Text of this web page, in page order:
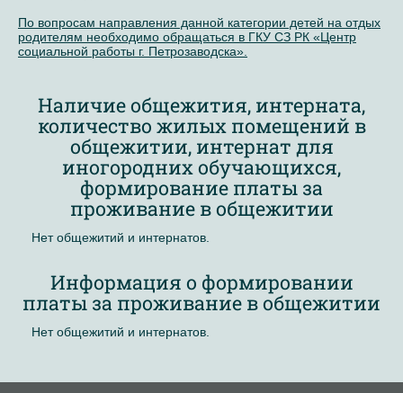
По вопросам направления данной категории детей на отдых
родителям необходимо обращаться в ГКУ СЗ РК «Центр
социальной работы г. Петрозаводска».
Наличие общежития, интерната,
количество жилых помещений в
общежитии, интернат для
иногородних обучающихся,
формирование платы за
проживание в общежитии
Нет общежитий и интернатов.
Информация о формировании
платы за проживание в общежитии
Нет общежитий и интернатов.